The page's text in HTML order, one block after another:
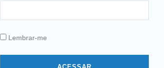
Lembrar-me